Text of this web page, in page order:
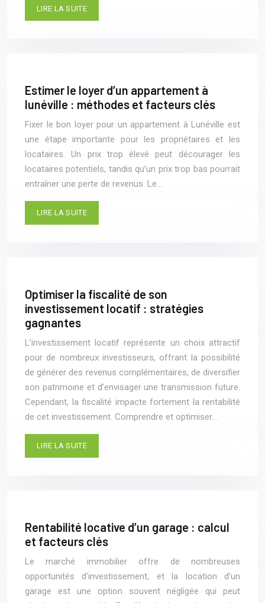
LIRE LA SUITE
Estimer le loyer d’un appartement à
lunéville : méthodes et facteurs clés
Fixer le bon loyer pour un appartement à Lunéville est
une étape importante pour les propriétaires et les
locataires. Un prix trop élevé peut décourager les
locataires potentiels, tandis qu’un prix trop bas pourrait
entraîner une perte de revenus. Le…
LIRE LA SUITE
Optimiser la fiscalité de son
investissement locatif : stratégies
gagnantes
L’investissement locatif représente un choix attractif
pour de nombreux investisseurs, offrant la possibilité
de générer des revenus complémentaires, de diversifier
son patrimoine et d’envisager une transmission future.
Cependant, la fiscalité impacte fortement la rentabilité
de cet investissement. Comprendre et optimiser…
LIRE LA SUITE
Rentabilité locative d’un garage : calcul
et facteurs clés
Le marché immobilier offre de nombreuses
opportunités d’investissement, et la location d’un
garage est une option souvent négligée qui peut